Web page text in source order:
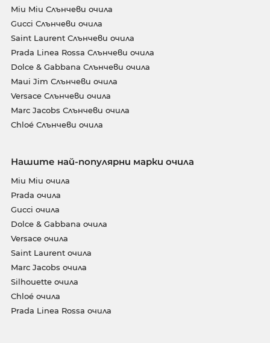
Miu Miu Слънчеви очила
Gucci Слънчеви очила
Saint Laurent Слънчеви очила
Prada Linea Rossa Слънчеви очила
Dolce & Gabbana Слънчеви очила
Maui Jim Слънчеви очила
Versace Слънчеви очила
Marc Jacobs Слънчеви очила
Chloé Слънчеви очила
Нашите най-популярни марки очила
Miu Miu очила
Prada очила
Gucci очила
Dolce & Gabbana очила
Versace очила
Saint Laurent очила
Marc Jacobs очила
Silhouette очила
Chloé очила
Prada Linea Rossa очила